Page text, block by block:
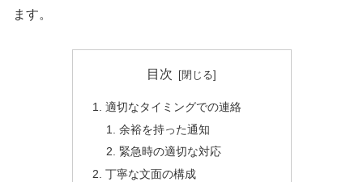
ます。
目次
適切なタイミングでの連絡
余裕を持った通知
緊急時の適切な対応
丁寧な文面の構成